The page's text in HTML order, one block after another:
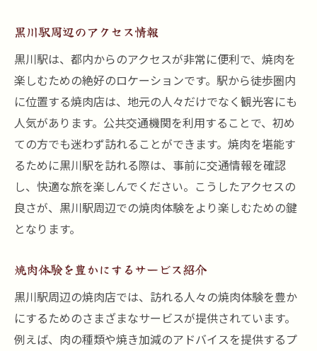
黒川駅周辺のアクセス情報
黒川駅は、都内からのアクセスが非常に便利で、焼肉を
楽しむための絶好のロケーションです。駅から徒歩圏内
に位置する焼肉店は、地元の人々だけでなく観光客にも
人気があります。公共交通機関を利用することで、初め
ての方でも迷わず訪れることができます。焼肉を堪能す
るために黒川駅を訪れる際は、事前に交通情報を確認
し、快適な旅を楽しんでください。こうしたアクセスの
良さが、黒川駅周辺での焼肉体験をより楽しむための鍵
となります。
焼肉体験を豊かにするサービス紹介
黒川駅周辺の焼肉店では、訪れる人々の焼肉体験を豊か
にするためのさまざまなサービスが提供されています。
例えば、肉の種類や焼き加減のアドバイスを提供するプ